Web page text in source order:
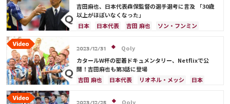
吉田麻也、日本代表森保監督の選手選考に言及 「30歳
以上がほぼいなくなった」
日本
日本代表 吉田 麻也
ソン・フンミン
冨安 健洋
2023/12/31
Qoly
カタールW杯の密着ドキュメンタリー、Netflixで公
開！吉田麻也も第3話に登場
吉田 麻也
日本代表 リオネル・メッシ 日本
Qoly